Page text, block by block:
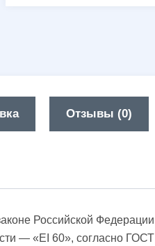
Отзывы (0)
Российской Федерации
— «EI 60», согласно ГОСТ